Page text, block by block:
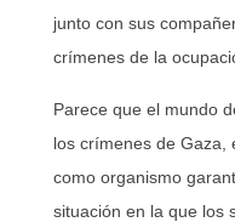
junto con sus
crímenes de la
Parece que el mundo
los crímenes de Gaza,
como organismo
situación en la que los